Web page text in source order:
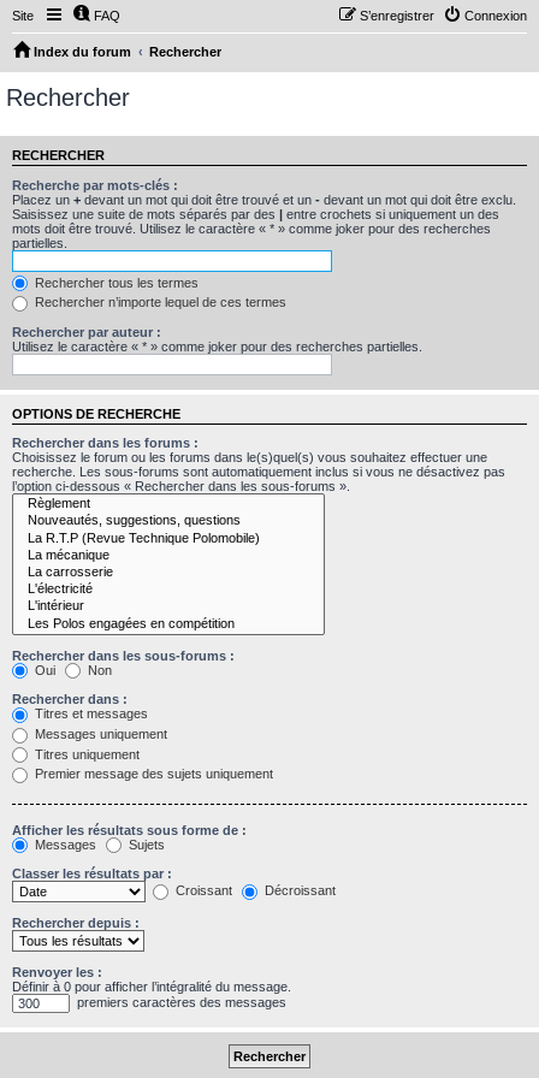
Site FAQ Connexion
S’enregistrer
Index du forum Rechercher
Rechercher
RECHERCHER
Recherche par mots-clés :
Placez un + devant un mot qui doit être trouvé et un - devant un mot qui doit être exclu.
Saisissez une suite de mots séparés par des | entre crochets si uniquement un des
mots doit être trouvé. Utilisez le caractère « * » comme joker pour des recherches
partielles.
Rechercher tous les termes
Rechercher n’importe lequel de ces termes
Rechercher par auteur :
Utilisez le caractère « * » comme joker pour des recherches partielles.
OPTIONS DE RECHERCHE
Rechercher dans les forums :
Choisissez le forum ou les forums dans le(s)quel(s) vous souhaitez effectuer une
recherche. Les sous-forums sont automatiquement inclus si vous ne désactivez pas
l’option ci-dessous « Rechercher dans les sous-forums ».
Rechercher dans les sous-forums :
Oui
Non
Rechercher dans :
Titres et messages
Messages uniquement
Titres uniquement
Premier message des sujets uniquement
Afficher les résultats sous forme de :
Messages
Sujets
Classer les résultats par :
Croissant
Décroissant
Rechercher depuis :
Renvoyer les :
Définir à 0 pour afficher l’intégralité du message.
premiers caractères des messages